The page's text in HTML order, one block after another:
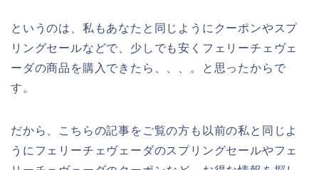
というのは、私もあなたと同じようにクーポンやスプ
リングセールなどで、少しでも安くフェリーチェヴェ
ーダの商品を購入できたら、、、。と思ったからで
す。
だから、こちらの記事をご覧の方も以前の私と同じよ
うにフェリーチェヴェーダのスプリングセールやフェ